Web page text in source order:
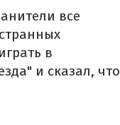
все
в
и сказал, что